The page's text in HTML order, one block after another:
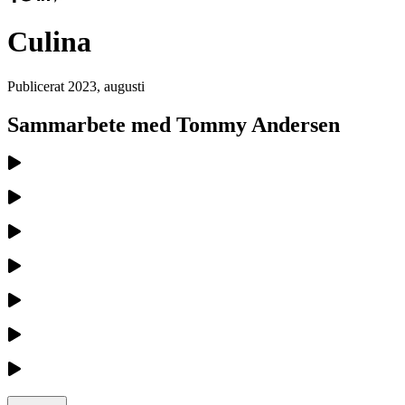
Culina
Publicerat 2023, augusti
Sammarbete med Tommy Andersen